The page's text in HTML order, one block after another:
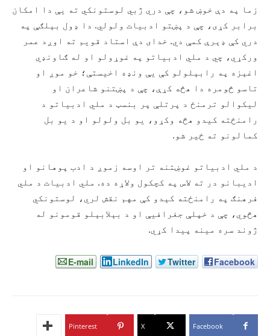
زما په دې خوښ شو، چې دري ژبي لوستونکي ته يې دا امکان
برابر کړى، چې د پښتو ادبيات ولولي. دا ډول بېلګې په
دري کې ډېرې کمې دي. خداى دې استاد قويم ته اوږد عمر
ورکړي، چي د ملي ادبياتو په غوړولو او له ګاونډي
اغېزه په رابېلولو کې يې ونډه اخيستې؛ خو موږ او
تاسو څومره دا هڅه کړې، چې د پښتنو شاعران او
ليکوالو ترمنځ د پرتلې پر بنسټ د ملي ادبياتو د
رامنځته کيدو هڅه وکړو، يو بل ولولو او د يو بل
کمالونو ته ځير شو.
د ملي ادبياتو غوښتنه تر اوسه زموږ د ادب پوهانو او
اديبانو در ته لاس په کچکول ولاړه ده. ملي ادبيات د ملي
فرهنګ په رامنځته کېدو کې مهم نقش لري، لوستونکي
هڅوي، چې د خپلې جغرافيې او د بېلابېلو قومونو له
ژوند سره مينه پيدا کړي.
Facebook
Twitter
LinkedIn
E-mail
Facebook
X
Pinterest